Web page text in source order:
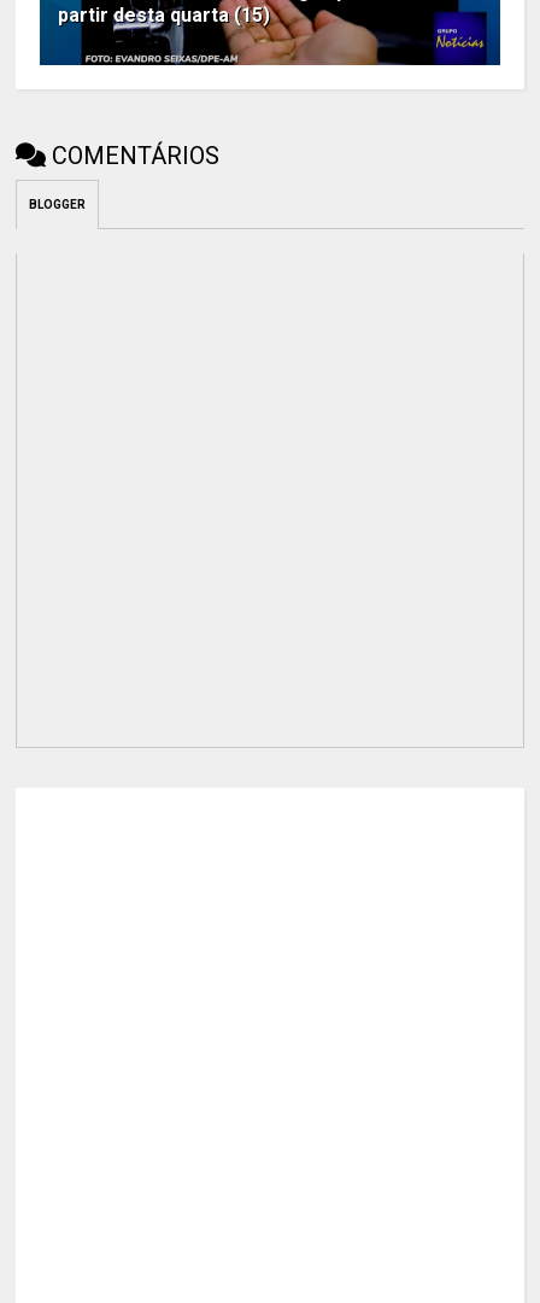
partir desta quarta (15)
COMENTÁRIOS
BLOGGER